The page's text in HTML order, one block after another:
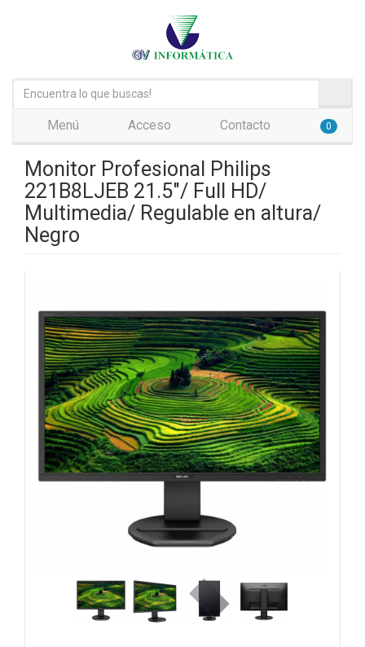
Menú Acceso Contacto 0
Monitor Profesional Philips
221B8LJEB 21.5"/ Full HD/
Multimedia/ Regulable en altura/
Negro